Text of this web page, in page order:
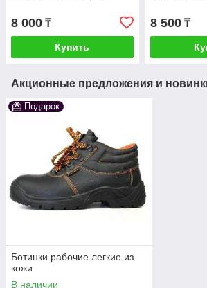
8 000 ₸
Купить
8 500₸
Акционные предложения и
Подарок
Ботинки рабочие легкие из
кожи
В наличии